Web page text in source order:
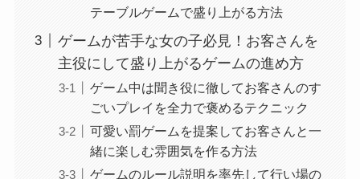
テーブルゲームで盛り上がる方法
ゲームが苦手な女の子必見！お客さんを
主役にして盛り上がるゲームの進め方
ゲーム中は聞き役に徹してお客さんのす
ごいプレイを全力で褒めるテクニック
可愛い罰ゲームを提案してお客さんと一
緒に楽しむ雰囲気を作る方法
ゲームのルール説明を率先して行い場の